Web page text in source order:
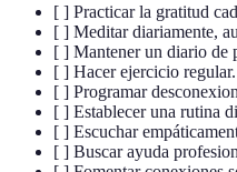
[ ] Practicar la gratitud
[ ] Meditar diariamente,
[ ] Mantener un diario de
[ ] Hacer ejercicio regular.
[ ] Programar
[ ] Establecer una rutina
[ ] Escuchar
[ ] Buscar ayuda